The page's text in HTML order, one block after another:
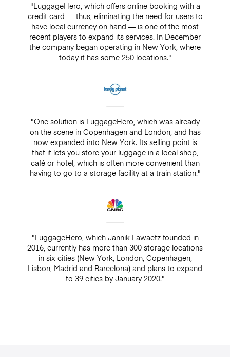
"LuggageHero, which offers online booking with a
credit card — thus, eliminating the need for users to
have local currency on hand — is one of the most
recent players to expand its services. In December
the company began operating in New York, where
today it has some 250 locations."
"One solution is LuggageHero, which was already
on the scene in Copenhagen and London, and has
now expanded into New York. Its selling point is
that it lets you store your luggage in a local shop,
café or hotel, which is often more convenient than
having to go to a storage facility at a train station."
"LuggageHero, which Jannik Lawaetz founded in
2016, currently has more than 300 storage locations
in six cities (New York, London, Copenhagen,
Lisbon, Madrid and Barcelona) and plans to expand
to 39 cities by January 2020."